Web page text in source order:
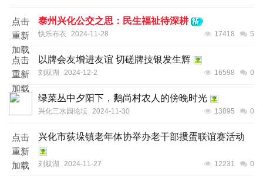
点击
重新
加载
泰州兴化公交之思：民生福祉待深耕
快乐布衣 2024-11-28 17418 5
点击
重新
加载
以牌会友增进友谊 切磋牌技银发生辉
刘双湖 2024-12-2 16598 0
绿菜丛中夕阳下，鹅尚村农人的傍晚时光
兴化三水园论坛 2024-11-30 13895 0
点击
重新
加载
兴化市荻垛镇老年体协举办老干部掼蛋联谊赛活动
刘双湖 2024-11-27 12231 0